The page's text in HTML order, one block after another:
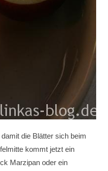
die Blätter sich beim
kommt jetzt ein
Marzipan oder ein